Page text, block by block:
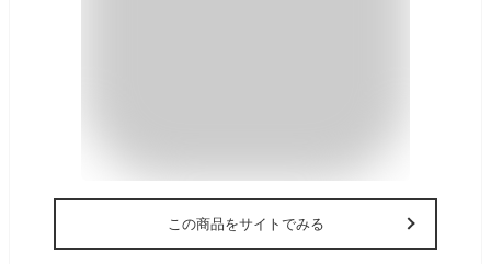
この商品をサイトでみる